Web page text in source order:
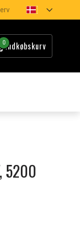
0Indkøbskurv
5200